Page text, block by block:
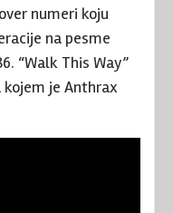
numeri koju
na pesme
“Walk This Way”
kojem je Anthrax